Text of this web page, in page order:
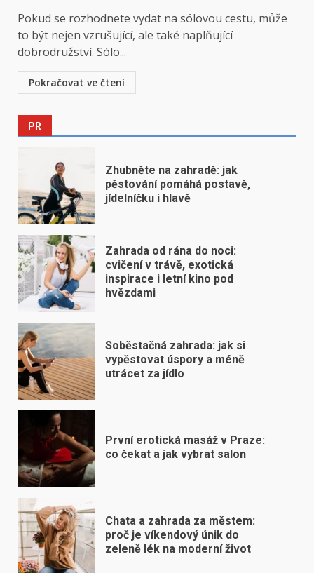
Pokud se rozhodnete vydat na sólovou cestu, může
to být nejen vzrušující, ale také naplňující
dobrodružství. Sólo...
Pokračovat ve čtení
PR
Zhubněte na zahradě: jak
pěstování pomáhá postavě,
jídelníčku i hlavě
Zahrada od rána do noci:
cvičení v trávě, exotická
inspirace i letní kino pod
hvězdami
Soběstačná zahrada: jak si
vypěstovat úspory a méně
utrácet za jídlo
První erotická masáž v Praze:
co čekat a jak vybrat salon
Chata a zahrada za městem:
proč je víkendový únik do
zeleně lék na moderní život